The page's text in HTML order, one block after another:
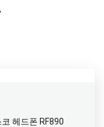
헤드폰 RF890